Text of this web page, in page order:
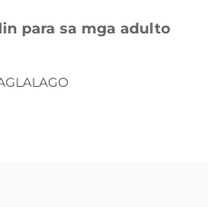
para sa mga adulto